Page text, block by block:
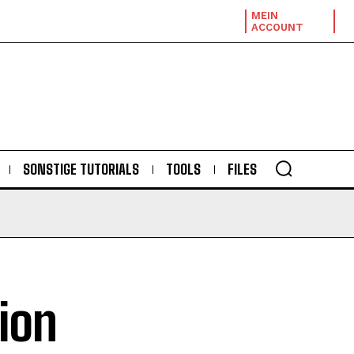
MEIN
ACCOUNT
SONSTIGE TUTORIALS TOOLS FILES